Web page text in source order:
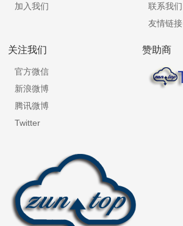
加入我们
联系我们
友情链接
关注我们
官方微信
新浪微博
腾讯微博
Twitter
赞助商